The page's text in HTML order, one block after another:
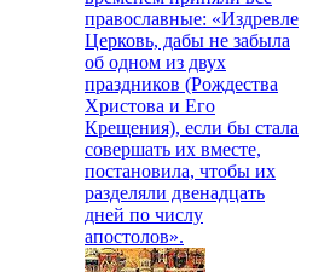
православные: «Издревле
Церковь, дабы не забыла
об одном из двух
праздников (Рождества
Христова и Его
Крещения), если бы стала
совершать их вместе,
постановила, чтобы их
разделяли двенадцать
дней по числу
апостолов».